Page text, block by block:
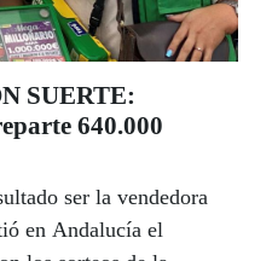
SUERTE:
640.000
ser la vendedora
en Andalucía el